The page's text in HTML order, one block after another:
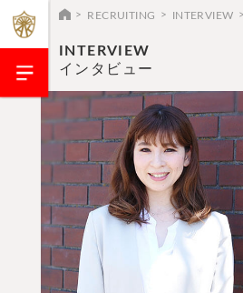
RECRUITING INTERVIEW
INTERVIEW
インタビュー